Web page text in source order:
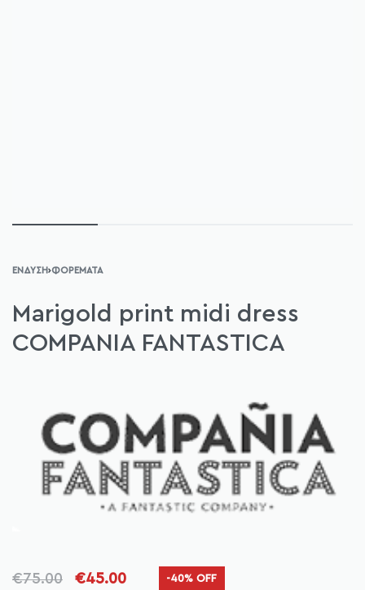
ΈΝΔΥΣΗ›ΦΟΡΈΜΑΤΑ
Marigold print midi dress
COMPANIA FANTASTICA
€75.00 €45.00 -40% OFF